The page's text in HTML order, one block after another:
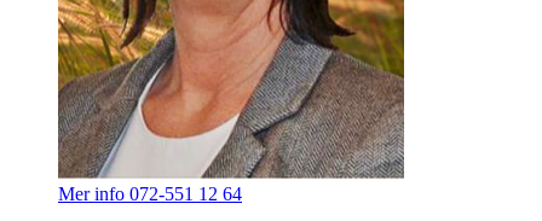
Mer info 072-551 12 64